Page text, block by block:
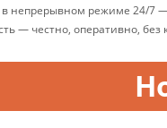
в непрерывном режиме 24/
— честно, оперативно, без